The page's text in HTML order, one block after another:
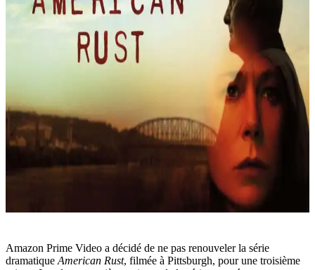
Amazon Prime Video a décidé de ne pas renouveler la série
dramatique American Rust, filmée à Pittsburgh, pour une troisième